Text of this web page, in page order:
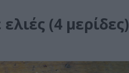
(4 μερίδες)